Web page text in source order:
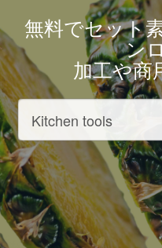
無料でセット
ン
加工や商